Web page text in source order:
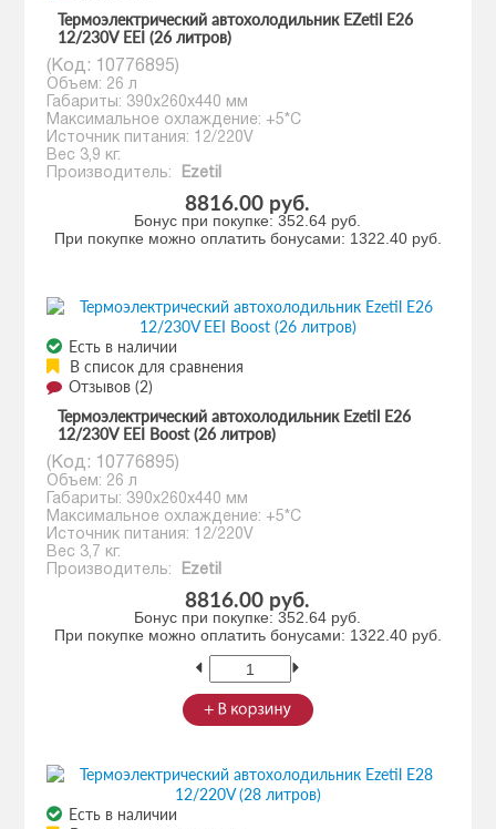
Термоэлектрический автохолодильник EZetil E26
12/230V EEI (26 литров)
(Код: 10776895)
Объем: 26 л
Габариты: 390x260x440 мм
Максимальное охлаждение: +5*С
Источник питания: 12/220V
Вес 3,9 кг.
Производитель:
Ezetil
8816.00 руб.
Бонус при покупке:352.64 руб.
При покупке можно оплатить бонусами: 1322.40 руб.
Есть в наличии
В список для сравнения
Отзывов (2)
Термоэлектрический автохолодильник Ezetil E26
12/230V EEI Boost (26 литров)
(Код: 10776895)
Объем: 26 л
Габариты: 390x260x440 мм
Максимальное охлаждение: +5*С
Источник питания: 12/220V
Вес 3,7 кг.
Производитель:
Ezetil
8816.00 руб.
Бонус при покупке:352.64 руб.
При покупке можно оплатить бонусами: 1322.40 руб.
Есть в наличии